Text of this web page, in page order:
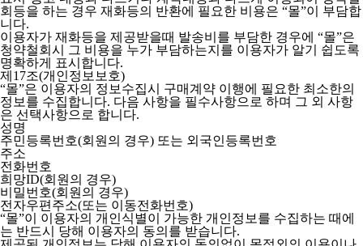
회등을 하는 경우 재화등의 반환에 필요한 비용은 “몰”이 부담합
니다.
이용자가 재화등을 제공받을때 발송비를 부담한 경우에 “몰”은
청약철회시 그 비용을 누가 부담하는지를 이용자가 알기 쉽도록
명확하게 표시합니다.
제17조(개인정보보호)
“몰”은 이용자의 정보수집시 구매계약 이행에 필요한 최소한의
정보를 수집합니다. 다음 사항을 필수사항으로 하며 그 외 사항
은 선택사항으로 합니다.
성명
주민등록번호(회원의 경우) 또는 외국인등록번호
주소
전화번호
희망ID(회원의 경우)
비밀번호(회원의 경우)
전자우편주소(또는 이동전화번호)
“몰”이 이용자의 개인식별이 가능한 개인정보를 수집하는 때에
는 반드시 당해 이용자의 동의를 받습니다.